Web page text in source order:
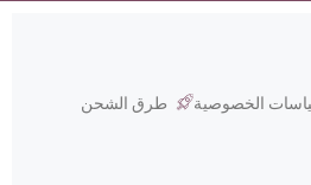
الخصوصية
طرق الشحن